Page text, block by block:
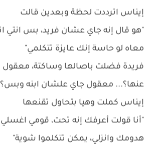
إيناس اترددت لحظة وبعدين قالت
"هو قال إنه جاي عشان فريد، بس انتي
معاه لو حاسة إنك عايزة تتكلمي"
فريدة فضلت باصالها وساكتة،
عنها؟... معقول جاي علشان ابنه وبس؟
إيناس كملت وهيا بتحاول تقنعها
"أنا قولت أعرفك إنه تحت، قومي
هدومك وانزلي، يمكن تتكلموا شوية"